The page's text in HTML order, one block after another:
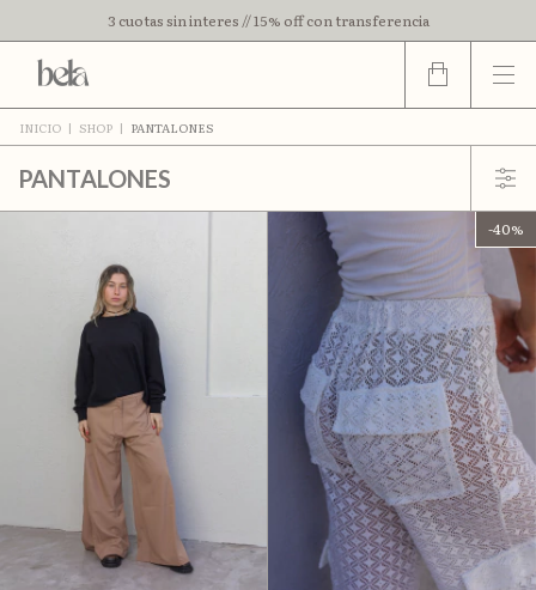
3 cuotas sin interes // 15% off con transferencia
INICIO | SHOP | PANTALONES
PANTALONES
-40%